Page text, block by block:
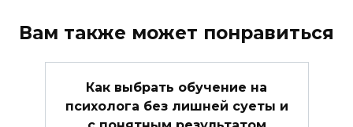
Вам также может понравиться
Как выбрать обучение на
психолога без лишней суеты и